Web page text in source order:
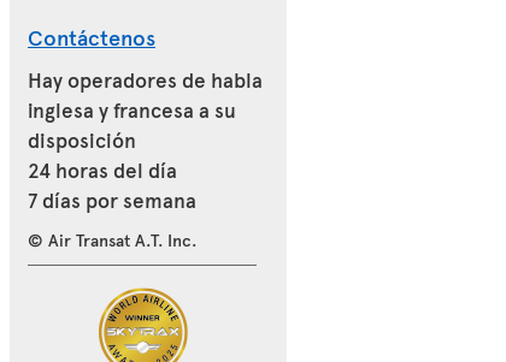
Contáctenos
Hay operadores de habla
inglesa y francesa a su
disposición
24 horas del día
7 días por semana
© Air Transat A.T. Inc.